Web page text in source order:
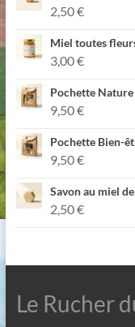
2,50€
Miel toutes
3,00€
Pochette Nature
9,50€
Pochette Bien-
9,50€
Savon au miel
2,50€
Le Rucher